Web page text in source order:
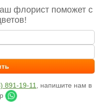
флорист поможет с
891-19-11
, напишите нам в